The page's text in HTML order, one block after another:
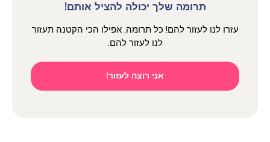
תרומה שלך יכולה להציל אותם!
עזרו לנו לעזור להם! כל תרומה, אפילו הכי הקטנה תעזור
לנו לעזור להם.
אני רוצה לעזור!